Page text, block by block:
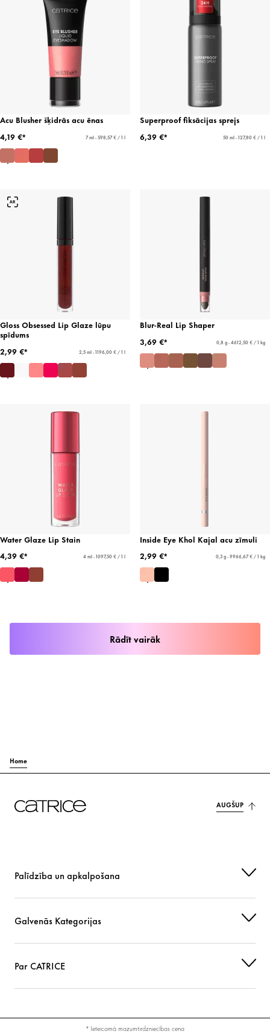
Acu Blusher šķidrās acu ēnas
4,19 €*
7 ml - 598,57 € / 1 l
Superproof fiksācijas sprejs
6,39 €*
50 ml - 127,80 € / 1 l
Gloss Obsessed Lip Glaze lūpu
spīdums
2,99 €*
2,5 ml - 1196,00 € / 1 l
Blur-Real Lip Shaper
3,69 €*
0,8 g - 4612,50 € / 1 kg
Water Glaze Lip Stain
4,39 €*
4 ml - 1097,50 € / 1 l
Inside Eye Khol Kajal acu zīmuli
2,99 €*
0,3 g - 9966,67 € / 1 kg
Rādīt vairāk
Home
AUGŠUP
Palīdzība un apkalpošana
Galvenās Kategorijas
Par CATRICE
* Ieteicamā mazumtirdzniecības cena